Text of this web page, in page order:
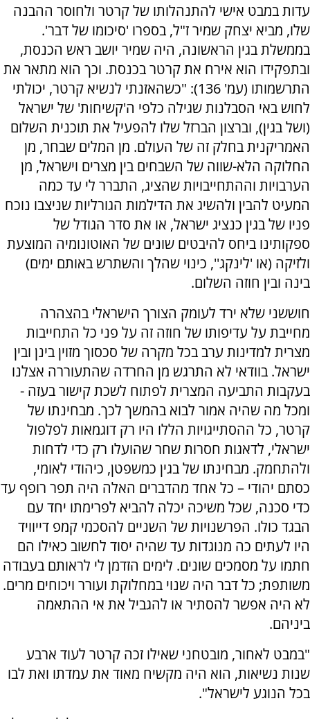
עדות במבט אישי להתנהלותו של קרטר ולחוסר ההבנה
שלו, מביא יצחק שמיר ז"ל, בספרו 'סיכומו של דבר'.
בממשלת בגין הראשונה, היה שמיר יושב ראש הכנסת,
ובתפקידו הוא אירח את קרטר בכנסת. וכך הוא מתאר את
התרשמותו (עמ' 136): "כשהאזנתי לנשיא קרטר, יכולתי
לחוש באי הסבלנות שגילה כלפי ה'קשיחות' של ישראל
(ושל בגין), וברצון הברזל שלו להפעיל את תוכנית השלום
האמריקנית בחלק זה של העולם. מן המלים שבחר, מן
החלוקה הלא-שווה של השבחים בין מצרים וישראל, מן
הערבויות וההתחייבויות שהציג, התברר לי עד כמה
המעיט להבין ולהשיג את הדילמות הגורליות שניצבו נוכח
פניו של בגין כנציג ישראל, או את סדר הגודל של
ספקותינו ביחס להיבטים שונים של האוטונומיה המוצעת
ולזיקה (או 'לינקג'', כינוי שהלך והשתרש באותם ימים)
בינה ובין חוזה השלום.
חוששני שלא ירד לעומק הצורך הישראלי בהצהרה
מחייבת על עדיפותו של חוזה זה על פני כל התחייבות
מצרית למדינות ערב בכל מקרה של סכסוך מזוין בינן ובין
ישראל. בוודאי לא התרגש מן החרדה שהתעוררה אצלנו
בעקבות התביעה המצרית לפתוח לשכת קישור בעזה -
ומכל מה שהיה אמור לבוא בהמשך לכך. מבחינתו של
קרטר, כל ההסתייגויות הללו היו רק דוגמאות לפלפול
ישראלי, לדאגות חסרות שחר שהועלו רק כדי לדחות
ולהתחמק. מבחינתו של בגין כמשפטן, כיהודי לאומי,
כסתם יהודי – כל אחד מהדברים האלה היה תפר רופף עד
כדי סכנה, שכל משיכה יכלה להביא לפרימתו יחד עם
הבגד כולו. הפרשנויות של השניים להסכמי קמפ דייוויד
היו לעתים כה מנוגדות עד שהיה יסוד לחשוב כאילו הם
חתמו על מסמכים שונים. לימים הזדמן לי לראותם בעבודה
משותפת; כל דבר היה שנוי במחלוקת ועורר ויכוחים מרים.
לא היה אפשר להסתיר או להגביל את אי ההתאמה
ביניהם.
"במבט לאחור, מובטחני שאילו זכה קרטר לעוד ארבע
שנות נשיאות, הוא היה מקשיח מאוד את עמדתו ואת לבו
בכל הנוגע לישראל".